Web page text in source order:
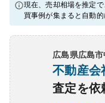
現在、売却相場を推定
買事例が集まると自動的
広島県広島市
不動産会
査定を依